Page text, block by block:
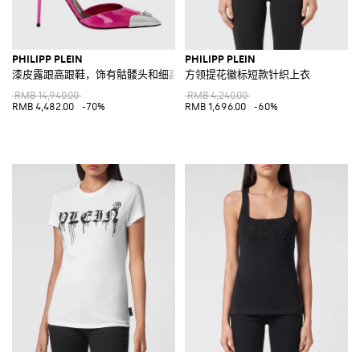
PHILIPP PLEIN
漆皮露跟高跟鞋，饰有骷髅头和细高跟
RMB 14,940.00
RMB 4,482.00
-70%
PHILIPP PLEIN
方领提花徽标短款针织上衣
RMB 4,240.00
RMB 1,696.00
-60%